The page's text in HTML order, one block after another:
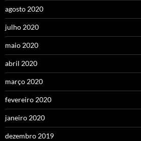
agosto 2020
julho 2020
maio 2020
abril 2020
março 2020
fevereiro 2020
janeiro 2020
dezembro 2019